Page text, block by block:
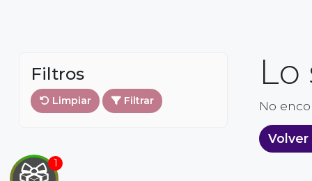
Filtros
Limpiar Filtrar No
Volver